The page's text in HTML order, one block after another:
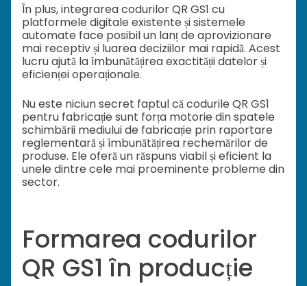
În plus, integrarea codurilor QR GS1 cu
platformele digitale existente și sistemele
automate face posibil un lanț de aprovizionare
mai receptiv și luarea deciziilor mai rapidă. Acest
lucru ajută la îmbunătățirea exactității datelor și
eficienței operaționale.
Nu este niciun secret faptul că codurile QR GS1
pentru fabricație sunt forța motorie din spatele
schimbării mediului de fabricație prin raportare
reglementară și îmbunătățirea rechemărilor de
produse. Ele oferă un răspuns viabil și eficient la
unele dintre cele mai proeminente probleme din
sector.
Formarea codurilor
QR GS1 în producție